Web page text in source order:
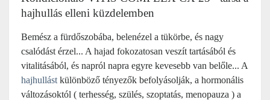
hajhullás elleni küzdelemben
Bemész a fürdőszobába, belenézel a tükörbe, és nagy
csalódást érzel... A hajad fokozatosan veszít tartásából és
vitalitásából, és napról napra egyre kevesebb van belőle... A
hajhullást különböző tényezők befolyásolják, a hormonális
változásoktól ( terhesség, szülés, szoptatás, menopauza ) a